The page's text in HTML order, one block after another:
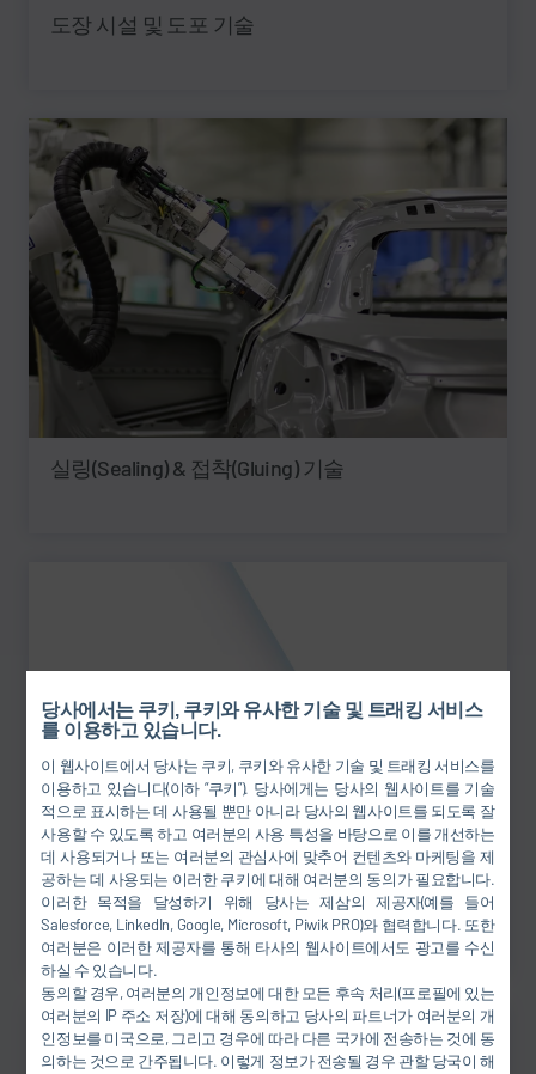
당사에서는 쿠키, 쿠키와 유사한 기술 및 트래킹 서비스
를 이용하고 있습니다.
이 웹사이트에서 당사는 쿠키, 쿠키와 유사한 기술 및 트래킹 서비스를
이용하고 있습니다(이하 “쿠키”). 당사에게는 당사의 웹사이트를 기술
적으로 표시하는 데 사용될 뿐만 아니라 당사의 웹사이트를 되도록 잘
사용할 수 있도록 하고 여러분의 사용 특성을 바탕으로 이를 개선하는
데 사용되거나 또는 여러분의 관심사에 맞추어 컨텐츠와 마케팅을 제
공하는 데 사용되는 이러한 쿠키에 대해 여러분의 동의가 필요합니다.
이러한 목적을 달성하기 위해 당사는 제삼의 제공자(예를 들어
Salesforce, LinkedIn, Google, Microsoft, Piwik PRO)와 협력합니다. 또한
여러분은 이러한 제공자를 통해 타사의 웹사이트에서도 광고를 수신
하실 수 있습니다.
동의할 경우, 여러분의 개인정보에 대한 모든 후속 처리(프로필에 있는
여러분의 IP 주소 저장)에 대해 동의하고 당사의 파트너가 여러분의 개
인정보를 미국으로, 그리고 경우에 따라 다른 국가에 전송하는 것에 동
의하는 것으로 간주됩니다. 이렇게 정보가 전송될 경우 관할 당국이 해
도장 시설 및 도포 기술
실링(Sealing) & 접착(Gluing) 기술
Final Assembly(의장)